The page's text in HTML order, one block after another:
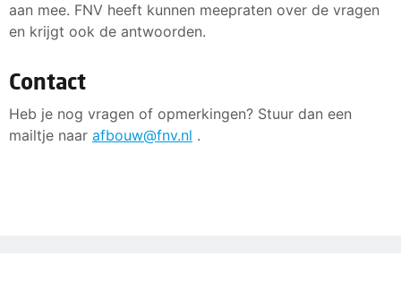
aan mee. FNV heeft kunnen meepraten over de vragen
en krijgt ook de antwoorden.
Contact
Heb je nog vragen of opmerkingen? Stuur dan een
mailtje naar afbouw@fnv.nl .